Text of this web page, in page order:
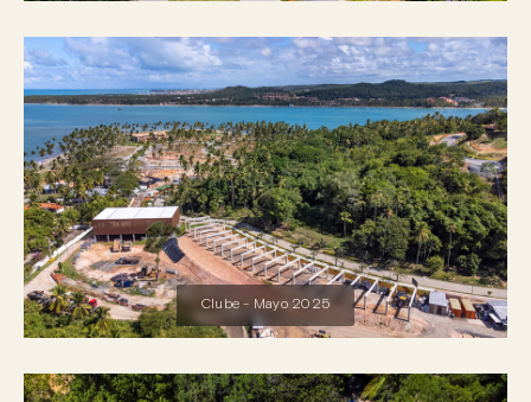
Clube - Mayo 2025